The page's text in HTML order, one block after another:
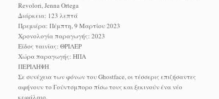
Revolori, Jenna Ortega
Διάρκεια: 123 λεπτά
Πρεμιέρα: Πέμπτη, 9 Μαρτίου 2023
Χρονολογία παραγωγής: 2023
Είδος ταινίας: ΘΡΙΛΕΡ
Χώρα παραγωγής: ΗΠΑ
ΠΕΡΙΛΗΨΗ
Σε συνέχεια των φόνων του Ghostface, οι τέσσερις επιζήσαντες
αφήνουν το Γούντσμπορο πίσω τους και ξεκινούν ένα νέο
κεφάλαιο.